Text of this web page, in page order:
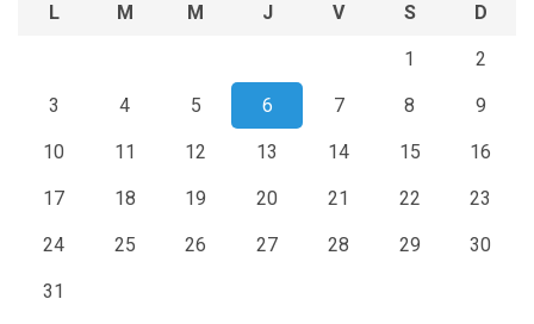
L M M J V S D
1 2
3 4 5 6 7 8 9
10 11 12 13 14 15 16
17 18 19 20 21 22 23
24 25 26 27 28 29 30
31